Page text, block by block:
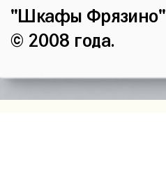
"Шкафы Фрязино"
© 2008 года.